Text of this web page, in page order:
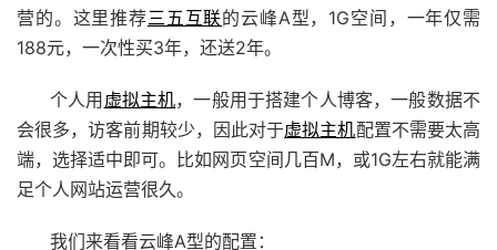
营的。这里推荐三五互联的云峰A型，1G空间，一年仅需
188元，一次性买3年，还送2年。
个人用 虚拟主机，一般用于搭建个人博客，一般数据不
会很多，访客前期较少，因此对于虚拟主机配置不需要太高
端，选择适中即可。比如网页空间几百M，或1G左右就能满
足个人网站运营很久。
我们来看看云峰A型的配置：